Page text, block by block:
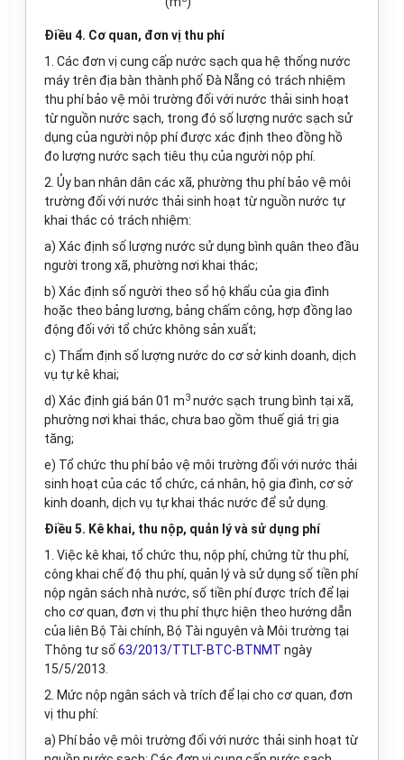
Điều 4. Cơ quan, đơn vị thu phí
1. Các đơn vị cung cấp nước sạch qua hệ thống nước
máy trên địa bàn thành phố Đà Nẵng có trách nhiệm
thu phí bảo vệ môi trường đối với nước thải sinh hoạt
từ nguồn nước sạch, trong đó số lượng nước sạch sử
dụng của người nộp phí được xác định theo đồng hồ
đo lượng nước sạch tiêu thụ của người nộp phí.
2. Ủy ban nhân dân các xã, phường thu phí bảo vệ môi
trường đối với nước thải sinh hoạt từ nguồn nước tự
khai thác có trách nhiệm:
a) Xác định số lượng nước sử dụng bình quân theo đầu
người trong xã, phường nơi khai thác;
b) Xác định số người theo sổ hộ khẩu của gia đình
hoặc theo bảng lương, bảng chấm công, hợp đồng lao
động đối với tổ chức không sản xuất;
c) Thẩm định số lượng nước do cơ sở kinh doanh, dịch
vụ tự kê khai;
d) Xác định giá bán 01 m3 nước sạch trung bình tại xã,
phường nơi khai thác, chưa bao gồm thuế giá trị gia
tăng;
e) Tổ chức thu phí bảo vệ môi trường đối với nước thải
sinh hoạt của các tổ chức, cá nhân, hộ gia đình, cơ sở
kinh doanh, dịch vụ tự khai thác nước để sử dụng.
Điều 5. Kê khai, thu nộp, quản lý và sử dụng phí
1. Việc kê khai, tổ chức thu, nộp phí, chứng từ thu phí,
công khai chế độ thu phí, quản lý và sử dụng số tiền phí
nộp ngân sách nhà nước, số tiền phí được trích để lại
cho cơ quan, đơn vị thu phí thực hiện theo hướng dẫn
của liên Bộ Tài chính, Bộ Tài nguyên và Môi trường tại
Thông tư số 63/2013/TTLT-BTC-BTNMT ngày
15/5/2013.
2. Mức nộp ngân sách và trích để lại cho cơ quan, đơn
vị thu phí:
a) Phí bảo vệ môi trường đối với nước thải sinh hoạt từ